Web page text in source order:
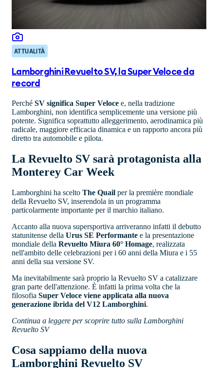
ATTUALITÀ
Lamborghini Revuelto SV, la Super Veloce da
record
Perché SV significa Super Veloce e, nella tradizione
Lamborghini, non identifica semplicemente una versione più
potente. Significa soprattutto alleggerimento, aerodinamica più
radicale, maggiore efficacia dinamica e un rapporto ancora più
diretto tra automobile e pilota.
La Revuelto SV sarà protagonista alla
Monterey Car Week
Lamborghini ha scelto The Quail per la première mondiale
della Revuelto SV, inserendola in un programma
particolarmente importante per il marchio italiano.
Accanto alla nuova supersportiva arriveranno infatti il debutto
statunitense della Urus SE Performante e la presentazione
mondiale della Revuelto Miura 60° Homage, realizzata
nell'ambito delle celebrazioni per i 60 anni della Miura e i 55
anni della sua versione SV.
Ma inevitabilmente sarà proprio la Revuelto SV a catalizzare
gran parte dell'attenzione. È infatti la prima volta che la
filosofia Super Veloce viene applicata alla nuova
generazione ibrida del V12 Lamborghini.
Continua a leggere per scoprire tutto sulla Lamborghini
Revuelto SV
Cosa sappiamo della nuova
Lamborghini Revuelto SV